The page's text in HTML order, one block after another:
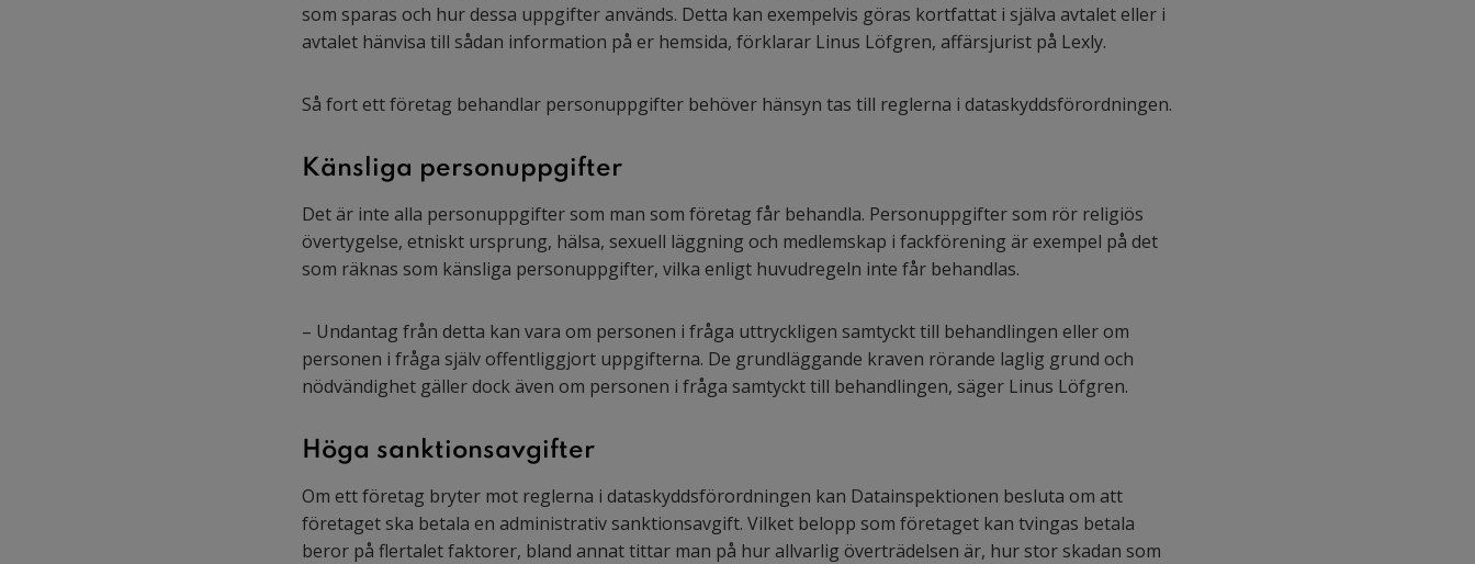
som sparas och hur dessa uppgifter används. Detta kan exempelvis göras kortfattat i själva avtalet eller i
avtalet hänvisa till sådan information på er hemsida, förklarar Linus Löfgren, affärsjurist på Lexly.
Så fort ett företag behandlar personuppgifter behöver hänsyn tas till reglerna i dataskyddsförordningen.
Känsliga personuppgifter
Det är inte alla personuppgifter som man som företag får behandla. Personuppgifter som rör religiös
övertygelse, etniskt ursprung, hälsa, sexuell läggning och medlemskap i fackförening är exempel på det
som räknas som känsliga personuppgifter, vilka enligt huvudregeln inte får behandlas.
– Undantag från detta kan vara om personen i fråga uttryckligen samtyckt till behandlingen eller om
personen i fråga själv offentliggjort uppgifterna. De grundläggande kraven rörande laglig grund och
nödvändighet gäller dock även om personen i fråga samtyckt till behandlingen, säger Linus Löfgren.
Höga sanktionsavgifter
Om ett företag bryter mot reglerna i dataskyddsförordningen kan Datainspektionen besluta om att
företaget ska betala en administrativ sanktionsavgift. Vilket belopp som företaget kan tvingas betala
beror på flertalet faktorer, bland annat tittar man på hur allvarlig överträdelsen är, hur stor skadan som